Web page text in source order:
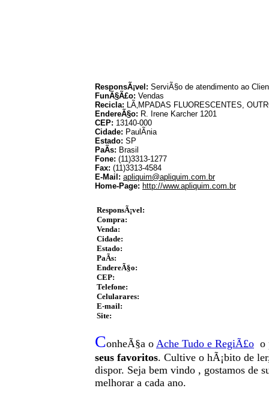
ResponsÃ¡vel: ServiÃ§o de atendimento ao
FunÃ§Ã£o: Vendas
Recicla: LÃ‚MPADAS FLUORESCENTES,
EndereÃ§o: R. Irene Karcher 1201
CEP: 13140-000
Cidade: PaulÃ­nia
Estado: SP
PaÃ­s: Brasil
Fone: (11)3313-1277
Fax: (11)3313-4584
E-Mail: apliquim@apliquim.com.br
Home-Page: http://www.apliquim.com.br
ResponsÃ¡vel:
Compra:
Venda:
Cidade:
Estado:
PaÃ­s:
EndereÃ§o:
CEP:
Telefone:
Celularares:
E-mail:
Site:
ConheÃ§a o Ache Tudo e RegiÃ£o o
seus favoritos. Cultive o hÃ¡bito de
dispor. Seja bem vindo , gostamos de
melhorar a cada ano.